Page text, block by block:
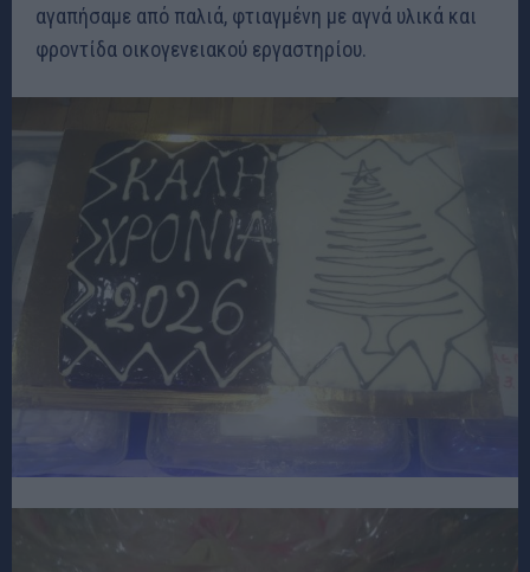
αγαπήσαμε από παλιά, φτιαγμένη με αγνά υλικά και
φροντίδα οικογενειακού εργαστηρίου.